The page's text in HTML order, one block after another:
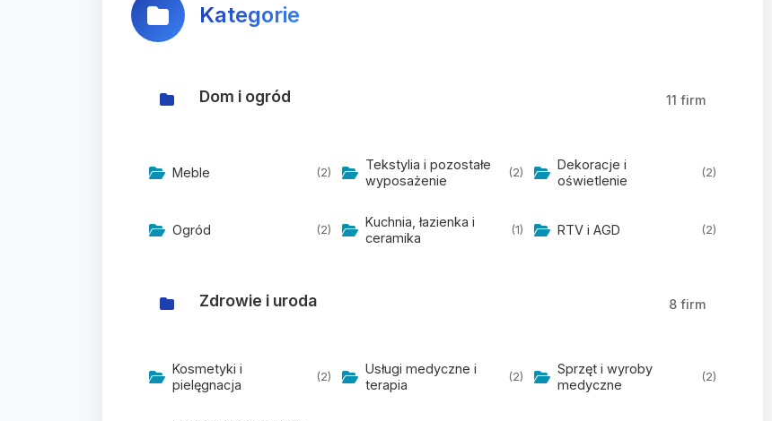
Kategorie
Dom i ogród 11 firm
Meble (2)
Tekstylia i pozostałe
wyposażenie
(2)
Dekoracje i
oświetlenie
(2)
Ogród (2)
Kuchnia, łazienka i
ceramika
(1) RTV i AGD (2)
Zdrowie i uroda 8 firm
Kosmetyki i
pielęgnacja
(2)
Usługi medyczne i
terapia
(2)
Sprzęt i wyroby
medyczne
(2)